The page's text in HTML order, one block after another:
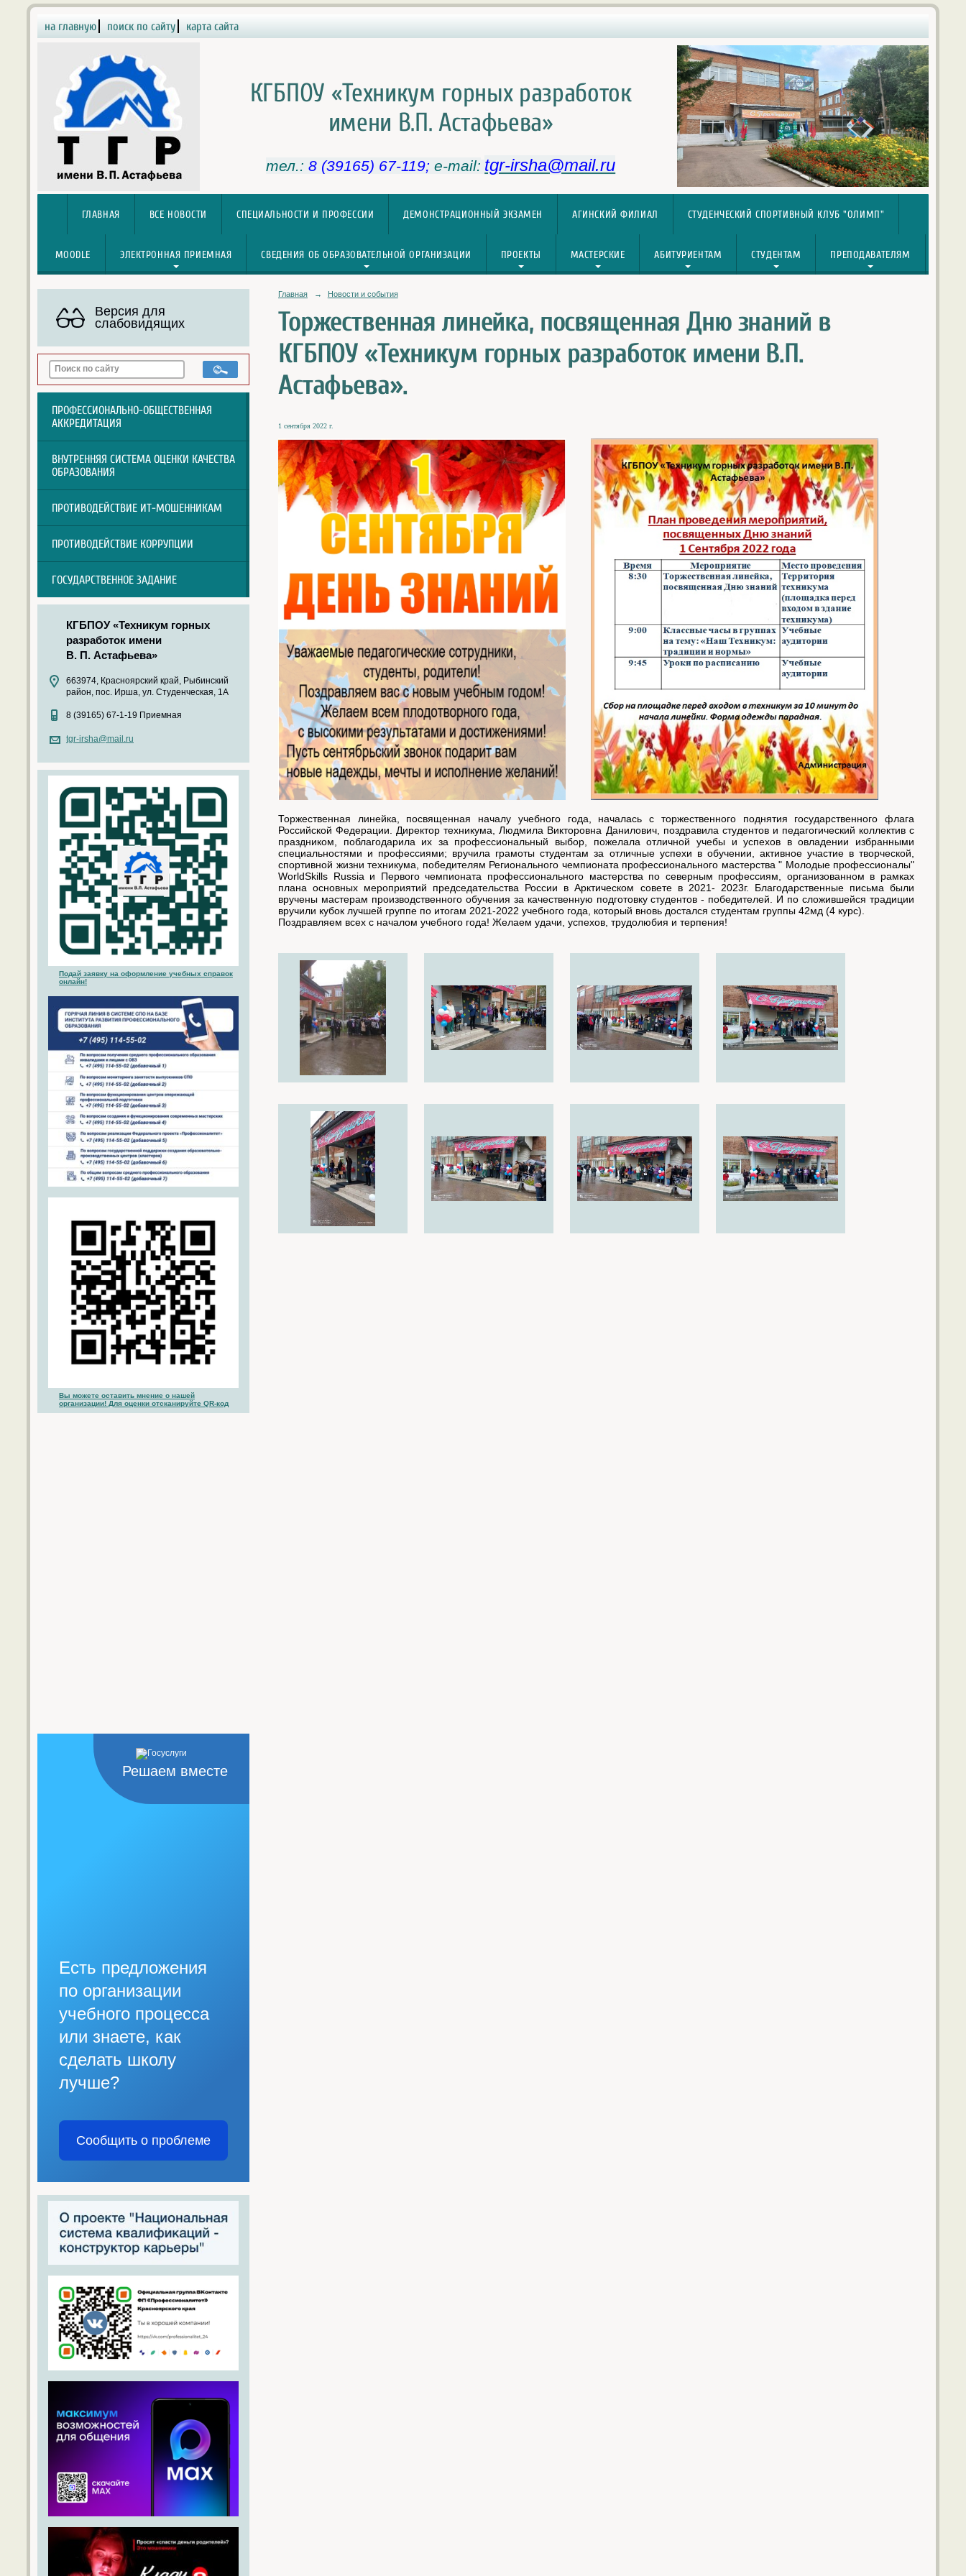
на главную поиск по сайту карта сайта
КГБПОУ «Техникум горных разработок
имени В.П. Астафьева»
тел.: 8 (39165) 67-119;e-mail: tgr-irsha@mail.ru
ГЛАВНАЯ ВСЕ НОВОСТИ СПЕЦИАЛЬНОСТИ И ПРОФЕССИИ ДЕМОНСТРАЦИОННЫЙ ЭКЗАМЕН АГИНСКИЙ ФИЛИАЛ СТУДЕНЧЕСКИЙ СПОРТИВНЫЙ КЛУБ "ОЛИМП"
MOODLE ЭЛЕКТРОННАЯ ПРИЕМНАЯ СВЕДЕНИЯ ОБ ОБРАЗОВАТЕЛЬНОЙ ОРГАНИЗАЦИИ ПРОЕКТЫ МАСТЕРСКИЕ АБИТУРИЕНТАМ СТУДЕНТАМ ПРЕПОДАВАТЕЛЯМ
Версия для
слабовидящих
ПРОФЕССИОНАЛЬНО-ОБЩЕСТВЕННАЯ
АККРЕДИТАЦИЯ
ВНУТРЕННЯЯ СИСТЕМА ОЦЕНКИ КАЧЕСТВА
ОБРАЗОВАНИЯ
ПРОТИВОДЕЙСТВИЕ ИТ-МОШЕННИКАМ
ПРОТИВОДЕЙСТВИЕ КОРРУПЦИИ
ГОСУДАРСТВЕННОЕ ЗАДАНИЕ
КГБПОУ «Техникум горных
разработок имени
В. П. Астафьева»
663974, Красноярский край, Рыбинский
район, пос. Ирша, ул. Студенческая, 1А
8 (39165) 67-1-19 Приемная
tgr-irsha@mail.ru
Подай заявку на оформление учебных справок
онлайн!
Вы можете оставить мнение о нашей
организации! Для оценки отсканируйте QR-код
Решаем вместе
Есть предложения
по организации
учебного процесса
или знаете, как
сделать школу
лучше?
Сообщить о проблеме
Главная → Новости и события
Торжественная линейка, посвященная Дню знаний в
КГБПОУ «Техникум горных разработок имени В.П.
Астафьева».
1 сентября 2022 г.
Торжественная линейка, посвященная началу учебного года, началась с торжественного поднятия государственного флага
Российской Федерации. Директор техникума, Людмила Викторовна Данилович, поздравила студентов и педагогический коллектив с
праздником, поблагодарила их за профессиональный выбор, пожелала отличной учебы и успехов в овладении избранными
специальностями и профессиями; вручила грамоты студентам за отличные успехи в обучении, активное участие в творческой,
спортивной жизни техникума, победителям Регионального чемпионата профессионального мастерства " Молодые профессионалы"
WorldSkills Russia и Первого чемпионата профессионального мастерства по северным профессиям, организованном в рамках
плана основных мероприятий председательства России в Арктическом совете в 2021- 2023г. Благодарственные письма были
вручены мастерам производственного обучения за качественную подготовку студентов - победителей. И по сложившейся традиции
вручили кубок лучшей группе по итогам 2021-2022 учебного года, который вновь достался студентам группы 42мд (4 курс).
Поздравляем всех с началом учебного года! Желаем удачи, успехов, трудолюбия и терпения!